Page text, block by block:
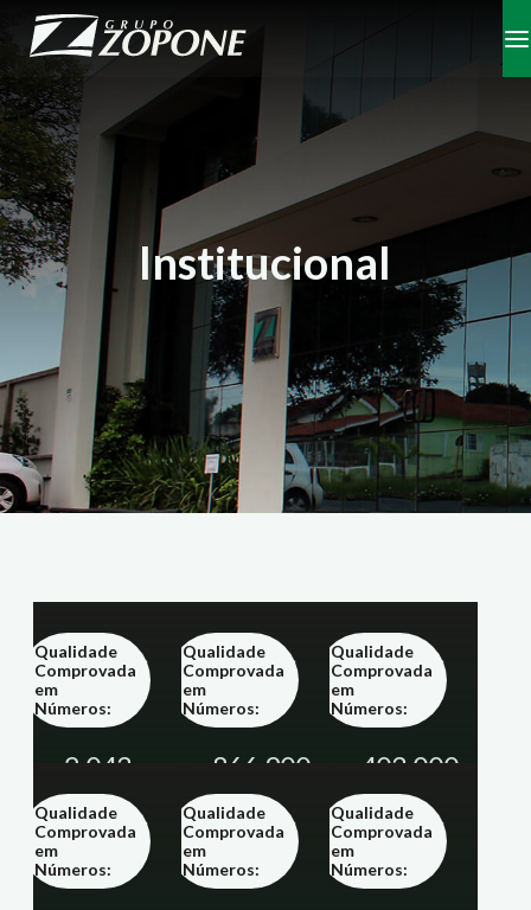
Institucional
Qualidade
Comprovada
em
Números:
2.043
MW
Qualidade
Comprovada
em
Números:
866.900
t
Qualidade
Comprovada
em
Números:
403.000m²
Qualidade
Comprovada
em
Números:
Qualidade
Comprovada
em
Números:
Qualidade
Comprovada
em
Números: